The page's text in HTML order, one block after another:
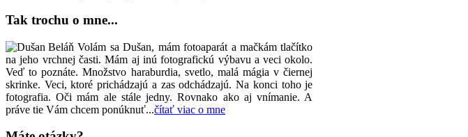
Tak trochu o mne...
Volám sa Dušan, mám fotoaparát a mačkám tlačítko
na jeho vrchnej časti. Mám aj inú fotografickú výbavu a veci okolo.
Veď to poznáte. Množstvo haraburdia, svetlo, malá mágia v čiernej
skrinke. Veci, ktoré prichádzajú a zas odchádzajú. Na konci toho je
fotografia. Oči mám ale stále jedny. Rovnako ako aj vnímanie. A
práve tie Vám chcem ponúknuť...čítať viac o mne